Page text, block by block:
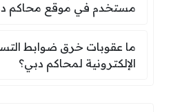
مستخدم في موقع محاكم
ما عقوبات خرق ضوابط
ما عقوبات خرق ضوابط
الإلكترونية لمحاكم دبي؟